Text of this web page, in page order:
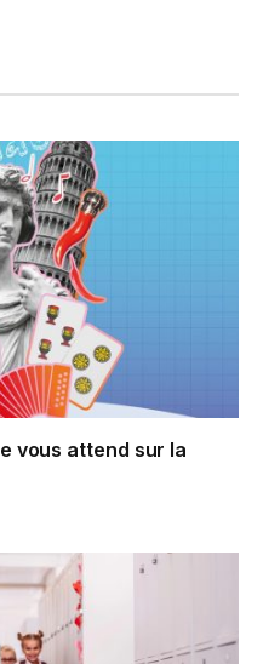
vous attend sur la